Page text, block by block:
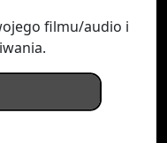
filmu/audio i